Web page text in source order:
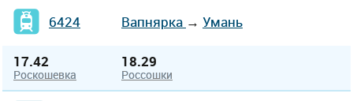
6424 Вапнярка → Умань
17.42
Роскошевка
18.29
Россошки